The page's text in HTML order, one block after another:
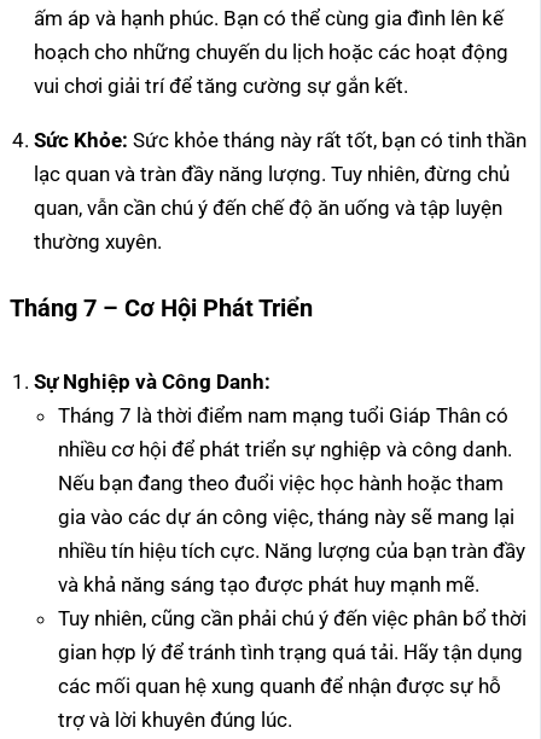
ấm áp và hạnh phúc. Bạn có thể cùng gia đình lên kế
hoạch cho những chuyến du lịch hoặc các hoạt động
vui chơi giải trí để tăng cường sự gắn kết.
Sức Khỏe: Sức khỏe tháng này rất tốt, bạn có tinh thần
lạc quan và tràn đầy năng lượng. Tuy nhiên, đừng chủ
quan, vẫn cần chú ý đến chế độ ăn uống và tập luyện
thường xuyên.
Tháng 7 – Cơ Hội Phát Triển
Sự Nghiệp và Công Danh:
Tháng 7 là thời điểm nam mạng tuổi Giáp Thân có
nhiều cơ hội để phát triển sự nghiệp và công danh.
Nếu bạn đang theo đuổi việc học hành hoặc tham
gia vào các dự án công việc, tháng này sẽ mang lại
nhiều tín hiệu tích cực. Năng lượng của bạn tràn đầy
và khả năng sáng tạo được phát huy mạnh mẽ.
Tuy nhiên, cũng cần phải chú ý đến việc phân bổ thời
gian hợp lý để tránh tình trạng quá tải. Hãy tận dụng
các mối quan hệ xung quanh để nhận được sự hỗ
trợ và lời khuyên đúng lúc.